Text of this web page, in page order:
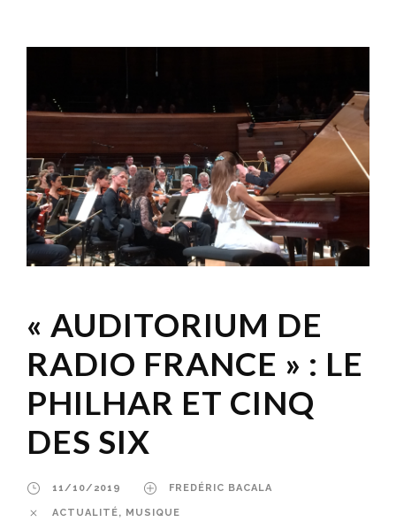
« AUDITORIUM DE
RADIO FRANCE » : LE
PHILHAR ET CINQ
DES SIX
11/10/2019 FREDÉRIC BACALA
ACTUALITÉ, MUSIQUE